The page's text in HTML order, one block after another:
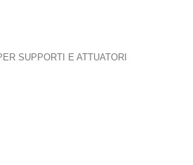
SUPPORTI E ATTUATORI